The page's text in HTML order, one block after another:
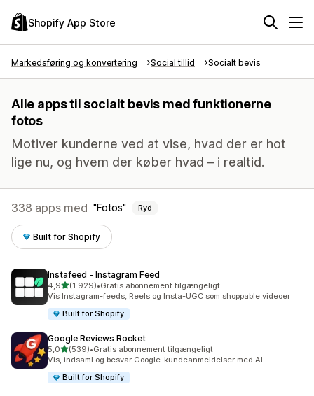
Shopify App Store
Markedsføring og konvertering Social tillid Socialt bevis
Alle apps til socialt bevis med funktionerne
fotos
Motiver kunderne ved at vise, hvad der er hot
lige nu, og hvem der køber hvad – i realtid.
338 apps med Fotos Ryd
Built for Shopify
Instafeed ‑ Instagram Feed
4,9ud af 5 stjerner
(1.929)
1929 anmeldelser i alt
•Gratis abonnement tilgængeligt
Vis Instagram-feeds, Reels og Insta-UGC som shoppable videoer
Built for Shopify
Google Reviews Rocket
5,0ud af 5 stjerner
(539)
539 anmeldelser i alt
•Gratis abonnement tilgængeligt
Vis, indsaml og besvar Google-kundeanmeldelser med AI.
Built for Shopify